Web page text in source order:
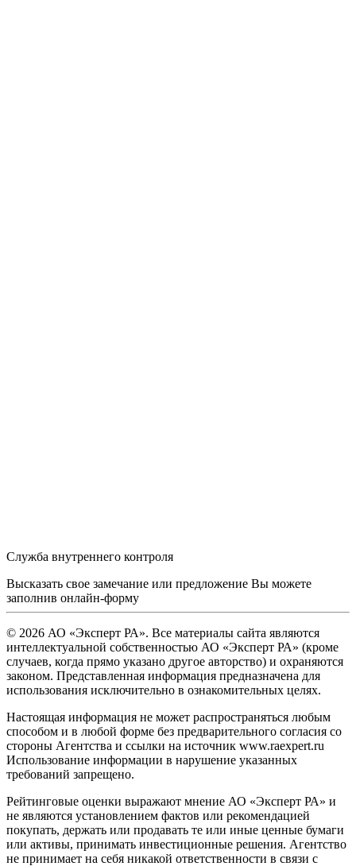
Служба внутреннего контроля
Высказать свое замечание или предложение Вы можете
заполнив онлайн-форму
© 2026 АО «Эксперт РА». Все материалы сайта являются
интеллектуальной собственностью АО «Эксперт РА» (кроме
случаев, когда прямо указано другое авторство) и охраняются
законом. Представленная информация предназначена для
использования исключительно в ознакомительных целях.
Настоящая информация не может распространяться любым
способом и в любой форме без предварительного согласия со
стороны Агентства и ссылки на источник www.raexpert.ru
Использование информации в нарушение указанных
требований запрещено.
Рейтинговые оценки выражают мнение АО «Эксперт РА» и
не являются установлением фактов или рекомендацией
покупать, держать или продавать те или иные ценные бумаги
или активы, принимать инвестиционные решения. Агентство
не принимает на себя никакой ответственности в связи с